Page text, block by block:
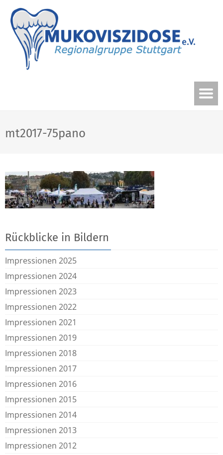
mt2017-75pano
Rückblicke in Bildern
Impressionen 2025
Impressionen 2024
Impressionen 2023
Impressionen 2022
Impressionen 2021
Impressionen 2019
Impressionen 2018
Impressionen 2017
Impressionen 2016
Impressionen 2015
Impressionen 2014
Impressionen 2013
Impressionen 2012